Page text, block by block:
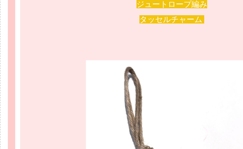
ジュートロープ編み
タッセルチャーム